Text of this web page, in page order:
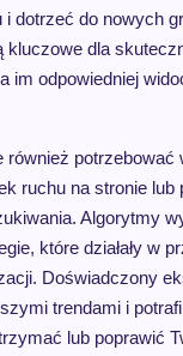
dotrzeć do nowych
kluczowe dla
im odpowiedniej
również potrzebować
ruchu na stronie lub
Algorytmy
które działały w
Doświadczony
trendami i
lub poprawić